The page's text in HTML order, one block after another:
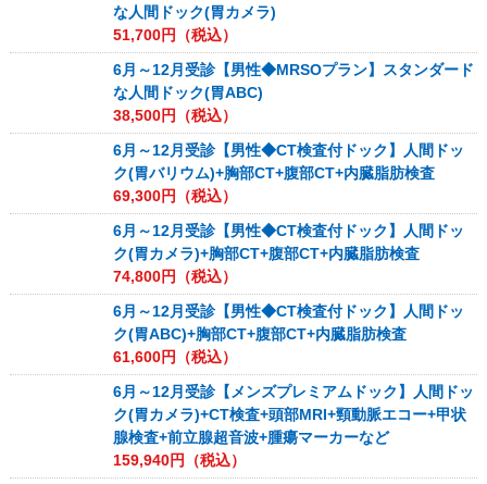
な人間ドック(胃カメラ)
51,700円（税込）
6月～12月受診【男性◆MRSOプラン】スタンダード
な人間ドック(胃ABC)
38,500円（税込）
6月～12月受診【男性◆CT検査付ドック】人間ドッ
ク(胃バリウム)+胸部CT+腹部CT+内臓脂肪検査
69,300円（税込）
6月～12月受診【男性◆CT検査付ドック】人間ドッ
ク(胃カメラ)+胸部CT+腹部CT+内臓脂肪検査
74,800円（税込）
6月～12月受診【男性◆CT検査付ドック】人間ドッ
ク(胃ABC)+胸部CT+腹部CT+内臓脂肪検査
61,600円（税込）
6月～12月受診【メンズプレミアムドック】人間ドッ
ク(胃カメラ)+CT検査+頭部MRI+頸動脈エコー+甲状
腺検査+前立腺超音波+腫瘍マーカーなど
159,940円（税込）